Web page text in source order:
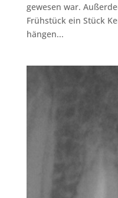
gewesen war.
Frühstück ein Stück
hängen...